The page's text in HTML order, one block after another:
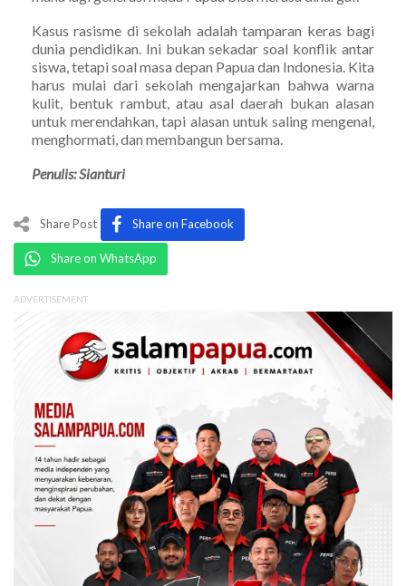
Kasus rasisme di sekolah adalah tamparan keras bagi
dunia pendidikan. Ini bukan sekadar soal konflik antar
siswa, tetapi soal masa depan Papua dan Indonesia. Kita
harus mulai dari sekolah mengajarkan bahwa warna
kulit, bentuk rambut, atau asal daerah bukan alasan
untuk merendahkan, tapi alasan untuk saling mengenal,
menghormati, dan membangun bersama.
Penulis: Sianturi
Share Post Share on Facebook
Share on WhatsApp
ADVERTISEMENT